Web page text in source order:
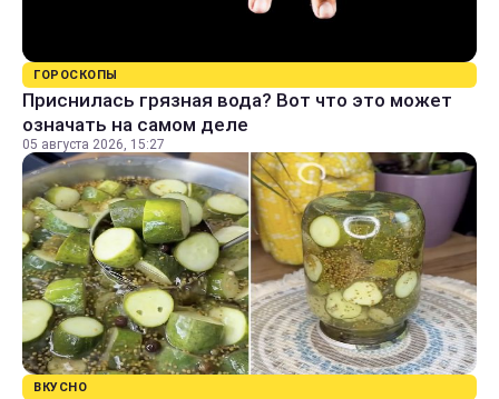
ГОРОСКОПЫ
Приснилась грязная вода? Вот что это может
означать на самом деле
05 августа 2026, 15:27
ВКУСНО